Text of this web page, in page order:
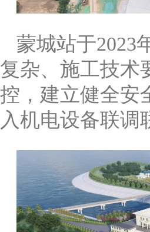
蒙城站于2023
复杂、施工技术
控，建立健全安
入机电设备联调